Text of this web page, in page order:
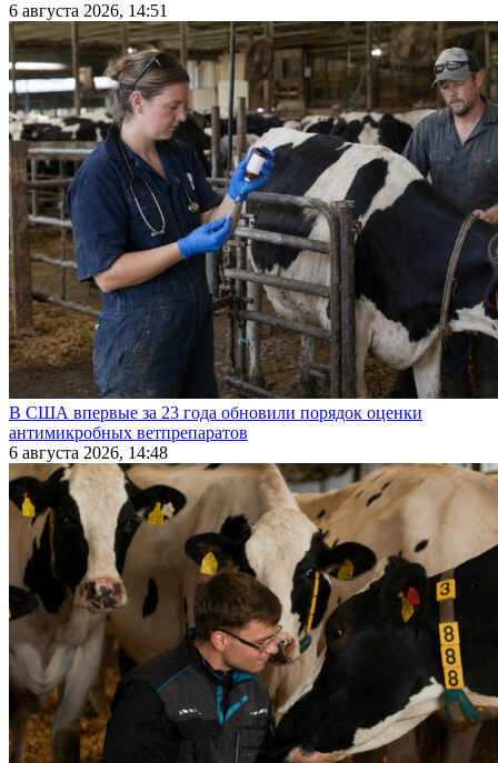
6 августа 2026, 14:51
В США впервые за 23 года обновили порядок оценки
антимикробных ветпрепаратов
6 августа 2026, 14:48